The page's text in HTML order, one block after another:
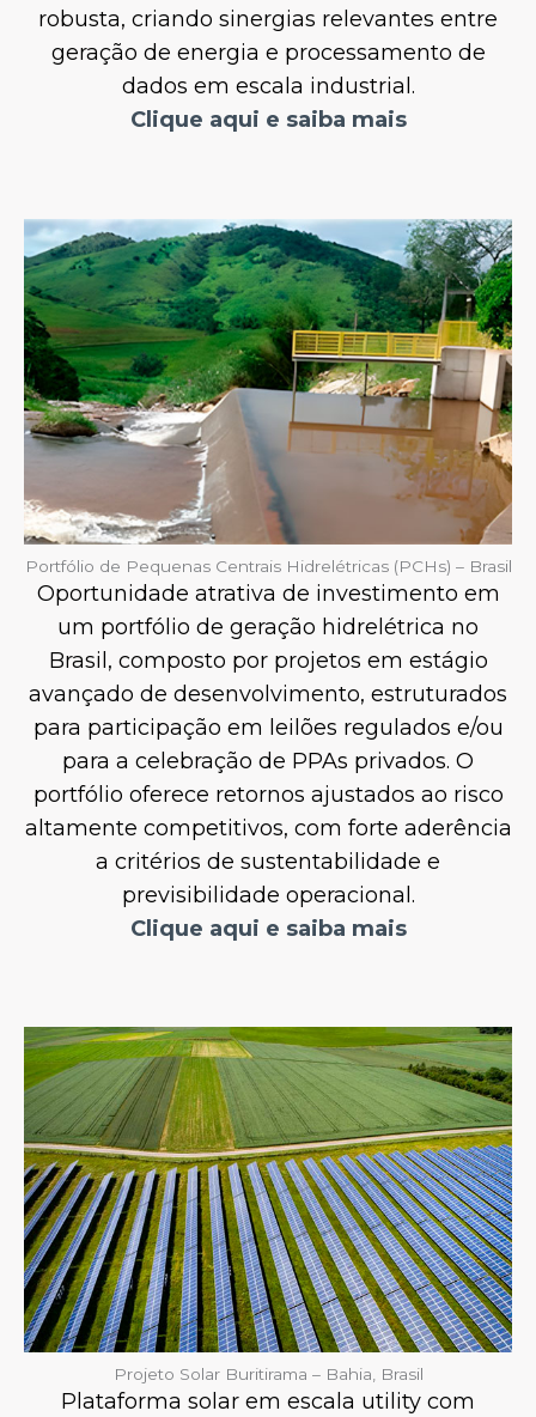
robusta, criando sinergias relevantes entre
geração de energia e processamento de
dados em escala industrial.
Clique aqui e saiba mais
Portfólio de Pequenas Centrais Hidrelétricas (PCHs) – Brasil
Oportunidade atrativa de investimento em
um portfólio de geração hidrelétrica no
Brasil, composto por projetos em estágio
avançado de desenvolvimento, estruturados
para participação em leilões regulados e/ou
para a celebração de PPAs privados. O
portfólio oferece retornos ajustados ao risco
altamente competitivos, com forte aderência
a critérios de sustentabilidade e
previsibilidade operacional.
Clique aqui e saiba mais
Projeto Solar Buritirama – Bahia, Brasil
Plataforma solar em escala utility com